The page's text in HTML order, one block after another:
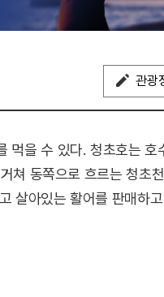
관광
먹을 수 있다. 청초호는 호
동쪽으로 흐르는 청초
살아있는 활어를 판매하
에 바라보며 신선한 해산